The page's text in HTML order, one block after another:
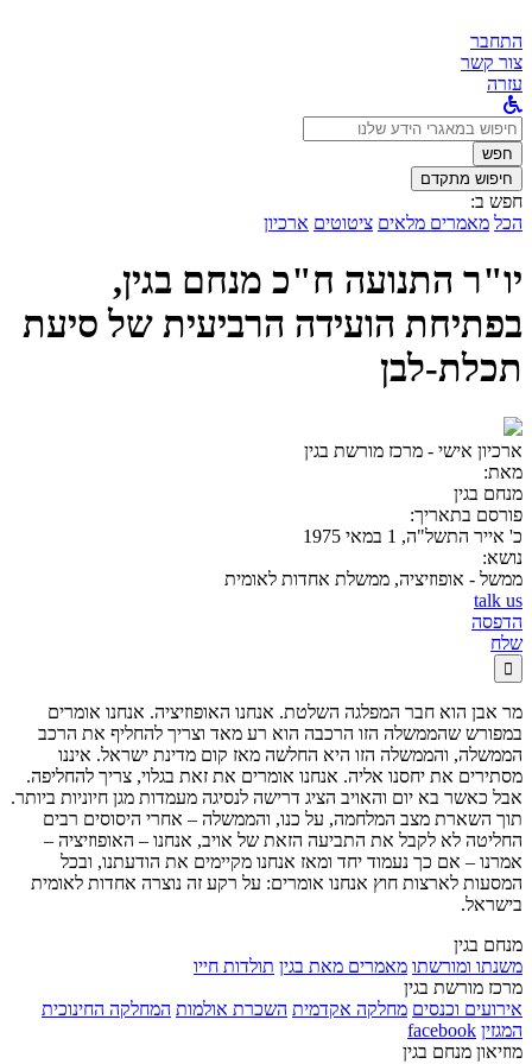
התחבר
צור קשר
עזרה
לחפש
ב:חפש
חיפוש מתקדם
חפש ב:
הכל מאמרים מלאים ציטוטים ארכיון
יו"ר התנועה ח"כ מנחם בגין,
בפתיחת הועידה הרביעית של סיעת
תכלת-לבן
ארכיון אישי - מרכז מורשת בגין
מאת:
מנחם בגין
פורסם בתאריך:
כ' אייר התשל"ה, 1 במאי 1975
נושא:
ממשל - אופוזיציה, ממשלת אחדות לאומית
talk us
הדפסה
שלח

מר אבן הוא חבר המפלגה השלטת. אנחנו האופוזיציה. אנחנו אומרים
במפורש שהממשלה הזו הרכבה הוא רע מאד וצריך להחליף את הרכב
הממשלה, והממשלה הזו היא החלשה מאז קום מדינת ישראל. איננו
מסתירים את יחסנו אליה. אנחנו אומרים את זאת בגלוי, צריך להחליפה.
אבל כאשר בא יום והאויב הציג דרישה לנסיגה מעמדות מגן חיוניות ביותר.
תוך השארת מצב המלחמה, על כנו, והממשלה – אחרי היסוסים רבים
החליטה לא לקבל את התביעה הזאת של אויב, אנחנו – האופוזיציה –
אמרנו – אם כך נעמוד יחד ומאז אנחנו מקיימים את הודעתנו, ובכל
המסעות לארצות חוץ אנחנו אומרים: על רקע זה נוצרה אחדות לאומית
בישראל.
מנחם בגין
משנתו ומורשתו מאמרים מאת בגין תולדות חייו
מרכז מורשת בגין
אירועים וכנסים מחלקה אקדמית השכרת אולמות המחלקה החינוכית
המגזין facebook
מוזיאון מנחם בגין